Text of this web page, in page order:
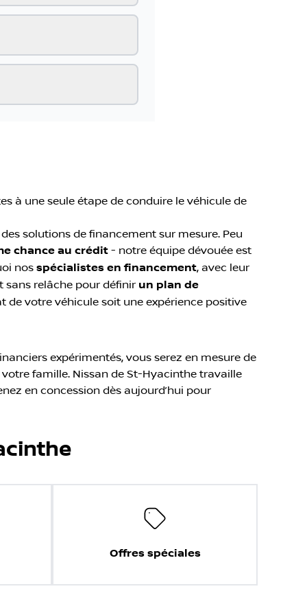
à une seule étape de conduire le véhicule de
solutions de financement sur mesure. Peu
chance au crédit - notre équipe dévouée est
nos spécialistes en financement, avec leur
sans relâche pour définir un plan de
de votre véhicule soit une expérience positive
expérimentés, vous serez en mesure de
famille. Nissan de St-Hyacinthe travaille
en concession dès aujourd’hui pour
Offres spéciales